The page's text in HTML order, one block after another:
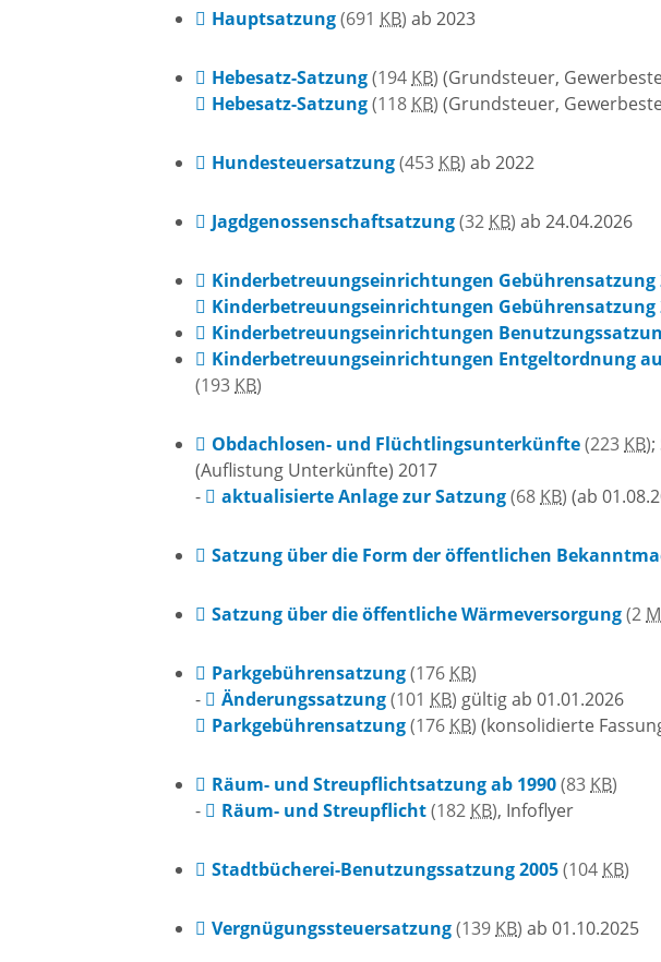
Hochwasser und Starkregen
Starkregenrisikomanagement
Hochwassermanagement
Hochwasserschutz
Waldhilsbach
Notfallvorsorge
Ukraine-Flüchtlinge
Märkte
Wochenmarkt
Französischer Markt
Katharinenmarkt
Weihnachtsmarkt
Kirchen und
religiöse
Gemeinschaften
Kirchengemeinden
Katholische
Ökumenisches
Kirchenzentrum
Neuapostolische
Hauptsatzung(691 KB) ab 2023
Hebesatz-Satzung(194 KB) (Grundsteuer,
Hebesatz-Satzung(118 KB) (Grundsteuer,
Hundesteuersatzung(453 KB) ab 2022
Jagdgenossenschaftsatzung(32 KB) ab 24.04.2026
Kinderbetreuungseinrichtungen Gebührensatzung
Kinderbetreuungseinrichtungen Gebührensatzung
Kinderbetreuungseinrichtungen
Kinderbetreuungseinrichtungen Entgeltordnung
(193 KB)
Obdachlosen- und Flüchtlingsunterkünfte(223 KB)
(Auflistung Unterkünfte) 2017
-
aktualisierte Anlage zur Satzung(68 KB) (ab
Satzung über die Form der öffentlichen
Satzung über die öffentliche Wärmeversorgung(2
Parkgebührensatzung(176 KB)
-
Änderungssatzung(101 KB) gültig ab 01.01.2026
Parkgebührensatzung(176 KB) (konsolidierte
Räum- und Streupflichtsatzung ab 1990(83 KB)
-
Räum- und Streupflicht(182 KB), Infoflyer
Stadtbücherei-Benutzungssatzung 2005(104 KB)
Vergnügungssteuersatzung(139 KB) ab 01.10.2025